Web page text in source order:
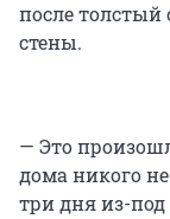
после толстый
стены.
— Это
дома никого
три дня из-